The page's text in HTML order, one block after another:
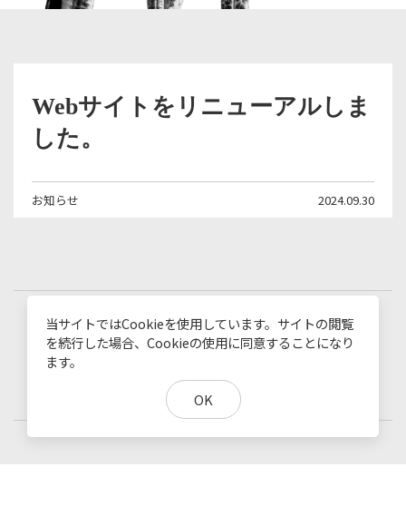
Webサイトをリニューアルしま
した。
お知らせ 2024.09.30
TOP
当サイトではCookieを使用しています。サイトの閲覧
を続行した場合、Cookieの使用に同意することになり
ます。
OK